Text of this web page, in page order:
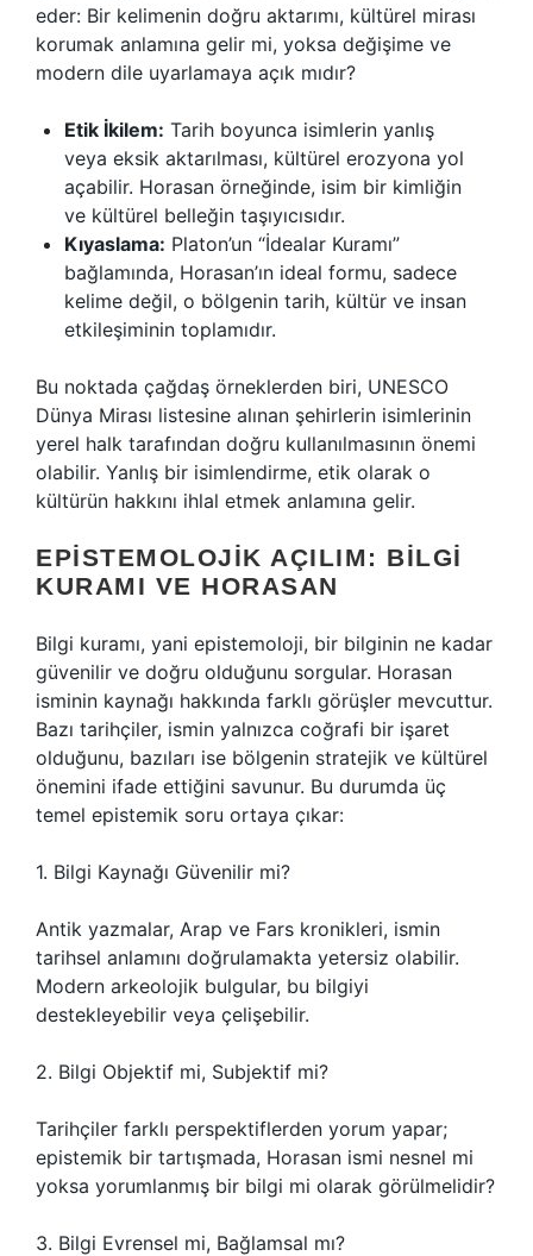
eder: Bir kelimenin doğru aktarımı, kültürel mirası
korumak anlamına gelir mi, yoksa değişime ve
modern dile uyarlamaya açık mıdır?
Etik İkilem: Tarih boyunca isimlerin yanlış
veya eksik aktarılması, kültürel erozyona yol
açabilir. Horasan örneğinde, isim bir kimliğin
ve kültürel belleğin taşıyıcısıdır.
Kıyaslama: Platon’un “İdealar Kuramı”
bağlamında, Horasan’ın ideal formu, sadece
kelime değil, o bölgenin tarih, kültür ve insan
etkileşiminin toplamıdır.
Bu noktada çağdaş örneklerden biri, UNESCO
Dünya Mirası listesine alınan şehirlerin isimlerinin
yerel halk tarafından doğru kullanılmasının önemi
olabilir. Yanlış bir isimlendirme, etik olarak o
kültürün hakkını ihlal etmek anlamına gelir.
EPISTEMOLOJIK AÇILIM: BILGI
KURAMI VE HORASAN
Bilgi kuramı, yani epistemoloji, bir bilginin ne kadar
güvenilir ve doğru olduğunu sorgular. Horasan
isminin kaynağı hakkında farklı görüşler mevcuttur.
Bazı tarihçiler, ismin yalnızca coğrafi bir işaret
olduğunu, bazıları ise bölgenin stratejik ve kültürel
önemini ifade ettiğini savunur. Bu durumda üç
temel epistemik soru ortaya çıkar:
1. Bilgi Kaynağı Güvenilir mi?
Antik yazmalar, Arap ve Fars kronikleri, ismin
tarihsel anlamını doğrulamakta yetersiz olabilir.
Modern arkeolojik bulgular, bu bilgiyi
destekleyebilir veya çelişebilir.
2. Bilgi Objektif mi, Subjektif mi?
Tarihçiler farklı perspektiflerden yorum yapar;
epistemik bir tartışmada, Horasan ismi nesnel mi
yoksa yorumlanmış bir bilgi mi olarak görülmelidir?
3. Bilgi Evrensel mi, Bağlamsal mı?